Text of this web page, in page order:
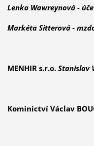
Lenka Wawreynová -
Markéta Sitterová -
MENHIR s.r.o. Stanislav
Kominictví Václav